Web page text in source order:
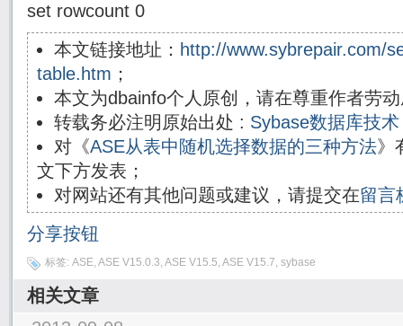
set rowcount 0
本文链接地址： http://www.sybrepair.com/
table.htm ；
本文为dbainfo个人原创，请在尊重作者劳
转载务必注明原始出处 : Sybase数据库技
对《ASE从表中随机选择数据的三种方法》
文下方发表；
对网站还有其他问题或建议，请提交在留言
分享按钮
标签: ASE, ASE V15.0.3, ASE V15.5, ASE V15.7, sybase
相关文章